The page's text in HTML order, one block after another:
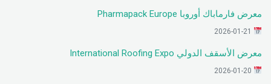
معرض فارماباك أوروبا Pharmapack Europe
معرض الأسقف الدولي International Roofing Expo